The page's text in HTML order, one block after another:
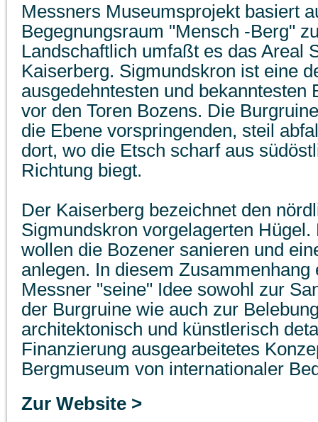
Messners Museumsprojekt basiert
Begegnungsraum "Mensch -Berg"
Landschaftlich umfaßt es das Areal
Kaiserberg. Sigmundskron ist eine
ausgedehntesten und bekanntesten
vor den Toren Bozens. Die
die Ebene vorspringenden, steil
dort, wo die Etsch scharf aus
Richtung biegt.
Der Kaiserberg bezeichnet den
Sigmundskron vorgelagerten
wollen die Bozener sanieren und
anlegen. In diesem
Messner "seine" Idee sowohl zur
der Burgruine wie auch zur
architektonisch und künstlerisch
Finanzierung ausgearbeitetes
Bergmuseum von internationaler
Zur Website >